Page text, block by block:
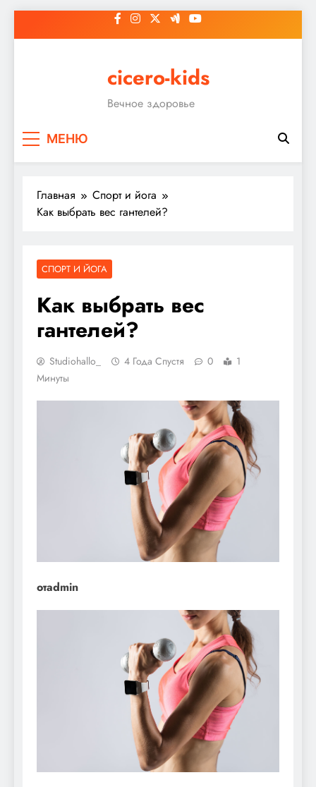
к
cicero-kids
Вечное здоровье
МЕНЮ
Главная
Спорт и йога
Как выбрать вес гантелей?
СПОРТ И ЙОГА
Как выбрать вес
гантелей?
Studiohallo_ 4 Года Спустя 0
1
Минуты
отadmin